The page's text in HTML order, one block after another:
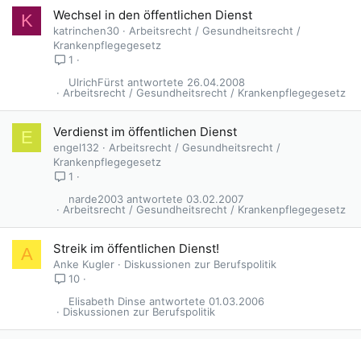
K Wechsel in den öffentlichen Dienst
katrinchen30
Arbeitsrecht / Gesundheitsrecht /
Krankenpflegegesetz
1
Arbeitsrecht / Gesundheitsrecht / Krankenpflegegesetz
26.04.2008
UlrichFürst
E Verdienst im öffentlichen Dienst
engel132
Arbeitsrecht / Gesundheitsrecht /
Krankenpflegegesetz
1
Arbeitsrecht / Gesundheitsrecht / Krankenpflegegesetz
03.02.2007
narde2003
A Streik im öffentlichen Dienst!
Anke Kugler
Diskussionen zur Berufspolitik
10
Diskussionen zur Berufspolitik
01.03.2006
Elisabeth Dinse